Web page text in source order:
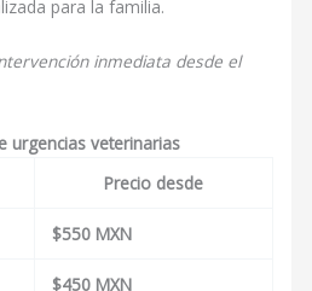
para la familia.
inmediata desde el
urgencias veterinarias
Precio desde
$550 MXN
$450 MXN